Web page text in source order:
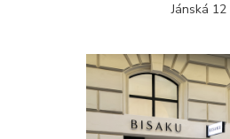
Jánská 12